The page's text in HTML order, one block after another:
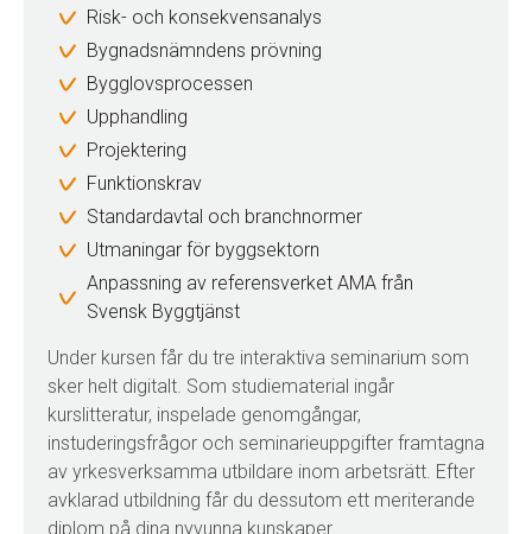
Risk- och konsekvensanalys
Bygnadsnämndens prövning
Bygglovsprocessen
Upphandling
Projektering
Funktionskrav
Standardavtal och branchnormer
Utmaningar för byggsektorn
Anpassning av referensverket AMA från
Svensk Byggtjänst
Under kursen får du tre interaktiva seminarium som
sker helt digitalt. Som studiematerial ingår
kurslitteratur, inspelade genomgångar,
instuderingsfrågor och seminarieuppgifter framtagna
av yrkesverksamma utbildare inom arbetsrätt. Efter
avklarad utbildning får du dessutom ett meriterande
diplom på dina nyvunna kunskaper.